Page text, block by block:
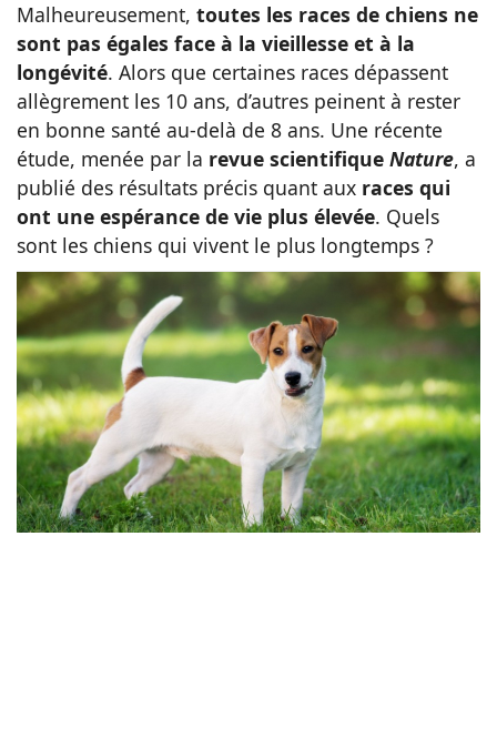
Insolite
Emotion
Animaux
Famille
Santé
Malheureusement, toutes les races de chiens ne
sont pas égales face à la vieillesse et à la
longévité. Alors que certaines races dépassent
allègrement les 10 ans, d’autres peinent à rester
en bonne santé au-delà de 8 ans. Une récente
étude, menée par la revue scientifique Nature, a
publié des résultats précis quant aux races qui
ont une espérance de vie plus élevée. Quels
sont les chiens qui vivent le plus longtemps ?